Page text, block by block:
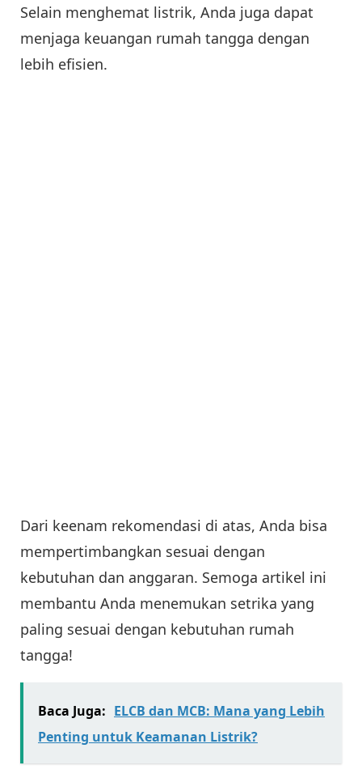
Selain menghemat listrik, Anda juga dapat
menjaga keuangan rumah tangga dengan
lebih efisien.
Dari keenam rekomendasi di atas, Anda bisa
mempertimbangkan sesuai dengan
kebutuhan dan anggaran. Semoga artikel ini
membantu Anda menemukan setrika yang
paling sesuai dengan kebutuhan rumah
tangga!
Baca Juga: ELCB dan MCB: Mana yang Lebih
Penting untuk Keamanan Listrik?